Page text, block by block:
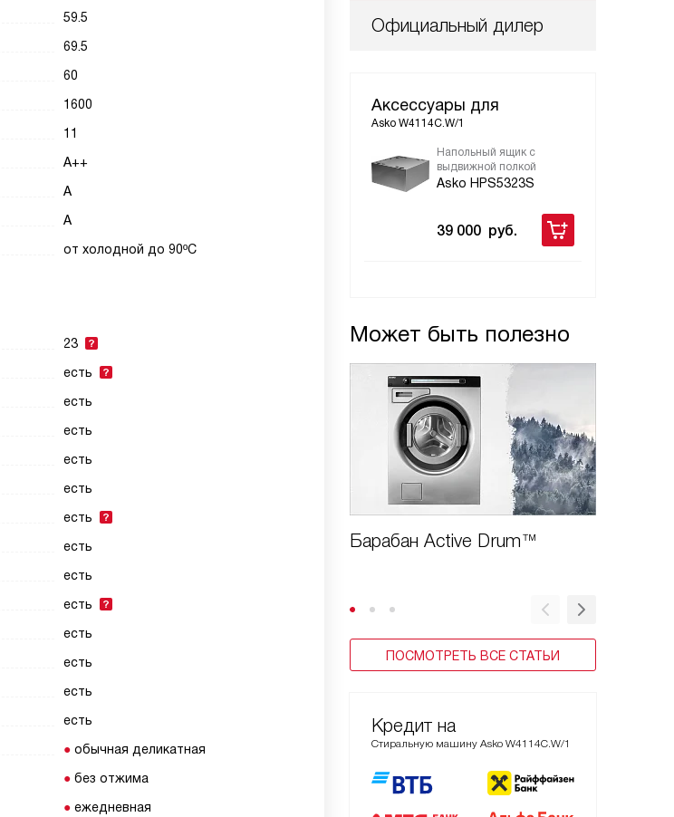
Официальный дилер
Аксессуары для
Asko W4114C.W/1
Напольный ящик с
выдвижной полкой
Asko HPS5323S
39 000 руб.
Может быть полезно
Барабан Active Drum™
ПОСМОТРЕТЬ ВСЕ СТАТЬИ
Кредит на
Стиральную машину Asko W4114C.W/1
59.5
69.5
60
1600
11
A++
A
A
от холодной до 90ºC
23
есть
есть
есть
есть
есть
есть
есть
есть
есть
есть
есть
есть
есть
обычная деликатная
без отжима
ежедневная